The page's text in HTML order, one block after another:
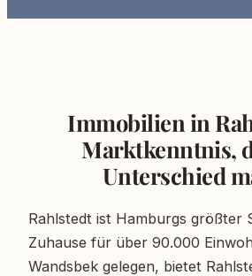
Immobilien in
Marktkenntnis,
Unterschied
Rahlstedt ist Hamburgs größter
Zuhause für über 90.000
Wandsbek gelegen, bietet